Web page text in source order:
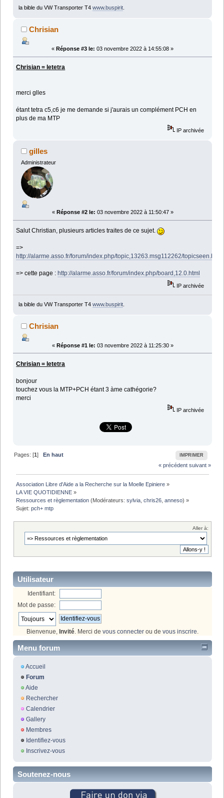
la bible du VW Transporter T4 www.buspirit.
Chrisian
« Réponse #3 le: 03 novembre 2022 à 14:55:08 »
Chrisian = letetra
merci glles
étant tetra c5,c6 je me demande si j'aurais un complément PCH en
plus de ma MTP
IP archivée
gilles
Administrateur
« Réponse #2 le: 03 novembre 2022 à 11:50:47 »
Salut Christian, plusieurs articles traites de ce sujet.
=>
http://alarme.asso.fr/forum/index.php/topic,13263.msg112262/
=> cette page : http://alarme.asso.fr/forum/index.php/board,12.0.html
IP archivée
la bible du VW Transporter T4 www.buspirit.
Chrisian
« Réponse #1 le: 03 novembre 2022 à 11:25:30 »
Chrisian = letetra
bonjour
touchez vous la MTP+PCH étant 3 àme cathégorie?
merci
IP archivée
IMPRIMER
Pages: [1]En haut
« précédent suivant »
Association Libre d'Aide a la Recherche sur la Moelle Epiniere »
LA VIE QUOTIDIENNE »
Ressources et règlementation (Modérateurs:sylvia ,chris26 ,anneso) »
Sujet:pch+ mtp
Aller à:
Utilisateur
Identifiant:
Mot de passe:
Bienvenue, Invité. Merci de vous connecter ou de vous inscrire.
Menu forum
Accueil
Forum
Aide
Rechercher
Calendrier
Gallery
Membres
Identifiez-vous
Inscrivez-vous
Soutenez-nous